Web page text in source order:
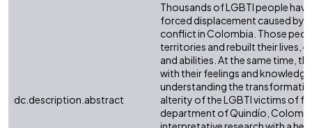
dc.description.abstract
Thousands of LGBTI people
forced displacement caused by
conflict in Colombia. Those
territories and rebuilt their lives,
and abilities. At the same time,
with their feelings and
understanding the
alterity of the LGBTI victims of
department of Quindío,